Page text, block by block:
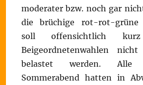
moderater bzw. noch gar
die brüchige rot-rot-grüne
soll offensichtlich
Beigeordnetenwahlen
belastet werden. Alle
Sommerabend hatten in